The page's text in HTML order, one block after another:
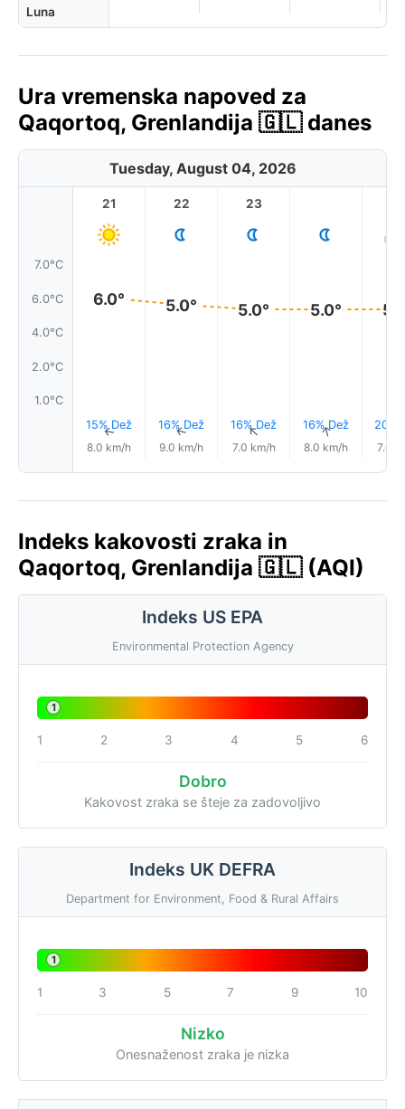
Luna
Ura vremenska napoved za
Qaqortoq, Grenlandija 🇬🇱 danes
Tuesday, August 04, 2026
7.0°C
6.0°C
4.0°C
2.0°C
1.0°C
21
6.0°
15% Dež
↑
8.0 km/h
22
5.0°
16% Dež
↑
9.0 km/h
23
5.0°
16% Dež
↑
7.0 km/h
5.0°
16% Dež
↑
8.0 km/h
20%
7.0
Indeks kakovosti zraka in
Qaqortoq, Grenlandija 🇬🇱 (AQI)
Indeks US EPA
Environmental Protection Agency
1
1 2 3 4 5 6
Dobro
Kakovost zraka se šteje za zadovoljivo
Indeks UK DEFRA
Department for Environment, Food & Rural Affairs
1
1 3 5 7 9 10
Nizko
Onesnaženost zraka je nizka